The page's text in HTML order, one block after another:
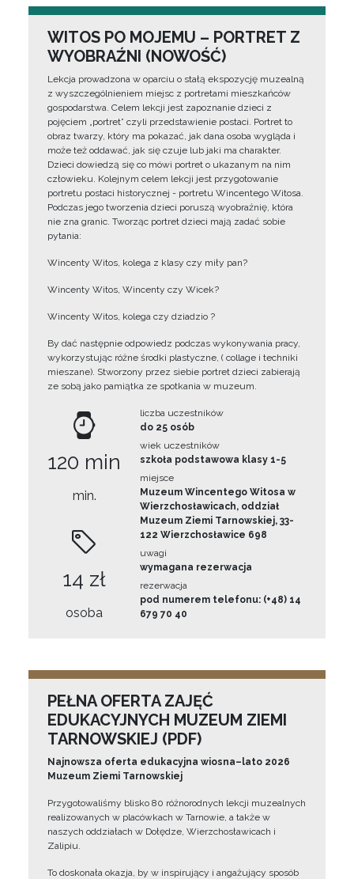
WITOS PO MOJEMU – PORTRET Z
WYOBRAŹNI (NOWOŚĆ)
Lekcja prowadzona w oparciu o stałą ekspozycję muzealną
z wyszczególnieniem miejsc z portretami mieszkańców
gospodarstwa. Celem lekcji jest zapoznanie dzieci z
pojęciem „portret” czyli przedstawienie postaci. Portret to
obraz twarzy, który ma pokazać, jak dana osoba wygląda i
może też oddawać, jak się czuje lub jaki ma charakter.
Dzieci dowiedzą się co mówi portret o ukazanym na nim
człowieku. Kolejnym celem lekcji jest przygotowanie
portretu postaci historycznej - portretu Wincentego Witosa.
Podczas jego tworzenia dzieci poruszą wyobraźnię, która
nie zna granic. Tworząc portret dzieci mają zadać sobie
pytania:
Wincenty Witos, kolega z klasy czy miły pan?
Wincenty Witos, Wincenty czy Wicek?
Wincenty Witos, kolega czy dziadzio ?
By dać następnie odpowiedz podczas wykonywania pracy,
wykorzystując różne środki plastyczne, ( collage i techniki
mieszane). Stworzony przez siebie portret dzieci zabierają
ze sobą jako pamiątka ze spotkania w muzeum.
120 min
min.
14 zł
osoba
liczba uczestników
do 25 osób
wiek uczestników
szkoła podstawowa klasy 1-5
miejsce
Muzeum Wincentego Witosa w
Wierzchosławicach, oddział
Muzeum Ziemi Tarnowskiej, 33-
122 Wierzchosławice 698
uwagi
wymagana rezerwacja
rezerwacja
pod numerem telefonu: (+48) 14
679 70 40
PEŁNA OFERTA ZAJĘĆ
EDUKACYJNYCH MUZEUM ZIEMI
TARNOWSKIEJ (PDF)
Najnowsza oferta edukacyjna wiosna–lato 2026
Muzeum Ziemi Tarnowskiej
Przygotowaliśmy blisko 80 różnorodnych lekcji muzealnych
realizowanych w placówkach w Tarnowie, a także w
naszych oddziałach w Dołędze, Wierzchosławicach i
Zalipiu.
To doskonała okazja, by w inspirujący i angażujący sposób